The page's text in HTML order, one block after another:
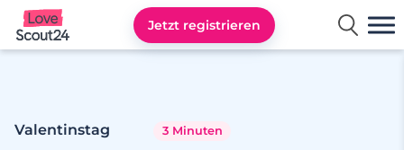
Lovescout24
Jetzt registrieren
Valentinstag 3 Minuten